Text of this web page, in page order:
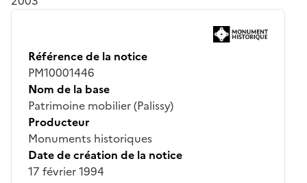
Référence de la notice
PM10001446
Nom de la base
Patrimoine mobilier (Palissy)
Producteur
Monuments historiques
Date de création de la notice
17 février 1994